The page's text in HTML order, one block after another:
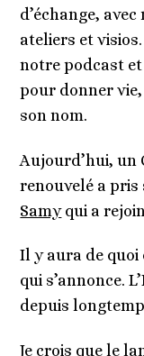
d’échange,
ateliers et
notre podcast
pour donner
son nom.
Aujourd’hui, un
renouvelé a pris
Samyqui a
Il y aura de quoi
qui s’annonce.
depuis
Je crois que le